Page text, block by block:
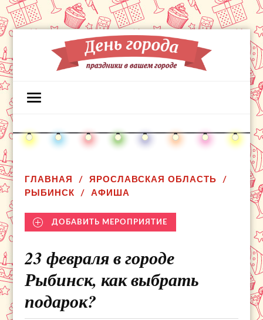
ГЛАВНАЯ
ЯРОСЛАВСКАЯ ОБЛАСТЬ
РЫБИНСК
АФИША
ДОБАВИТЬ МЕРОПРИЯТИЕ
23 февраля в городе
Рыбинск, как выбрать
подарок?